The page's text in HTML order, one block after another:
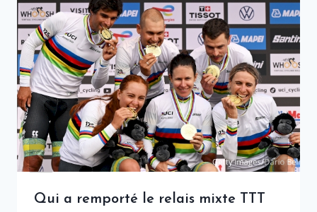
Qui a remporté le relais mixte TTT